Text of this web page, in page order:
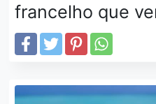
francelho que